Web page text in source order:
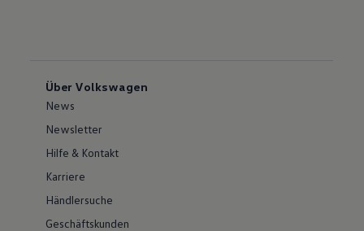
Über Volkswagen
News
Newsletter
Hilfe & Kontakt
Karriere
Händlersuche
Geschäftskunden